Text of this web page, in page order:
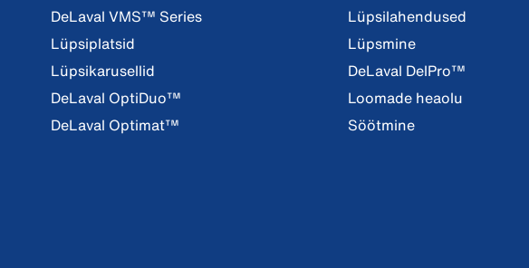
DeLaval VMS™ Series
Lüpsiplatsid
Lüpsikarusellid
DeLaval OptiDuo™
DeLaval Optimat™
Lüpsilahendused
Lüpsmine
DeLaval DelPro™
Loomade heaolu
Söötmine